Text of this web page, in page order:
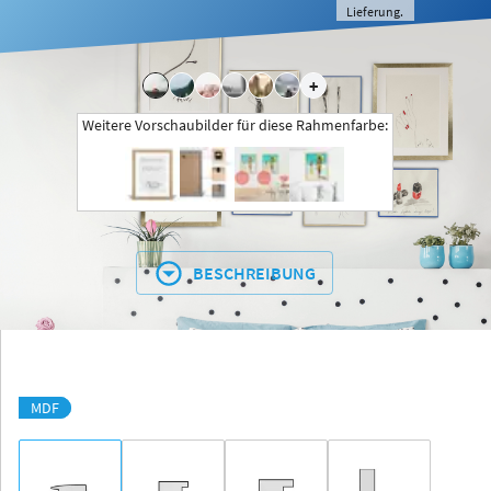
+
Lieferung.
Weitere Vorschaubilder für diese Rahmenfarbe:
BESCHREIBUNG
MDF